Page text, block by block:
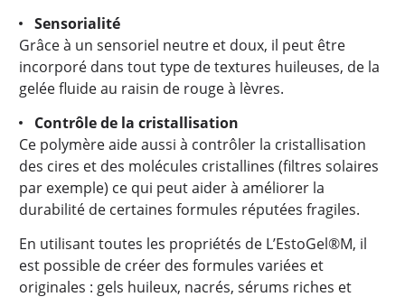
Sensorialité
Grâce à un sensoriel neutre et doux, il peut être
incorporé dans tout type de textures huileuses, de la
gelée fluide au raisin de rouge à lèvres.
Contrôle de la cristallisation
Ce polymère aide aussi à contrôler la cristallisation
des cires et des molécules cristallines (filtres solaires
par exemple) ce qui peut aider à améliorer la
durabilité de certaines formules réputées fragiles.
En utilisant toutes les propriétés de L’EstoGel®M, il
est possible de créer des formules variées et
originales : gels huileux, nacrés, sérums riches et